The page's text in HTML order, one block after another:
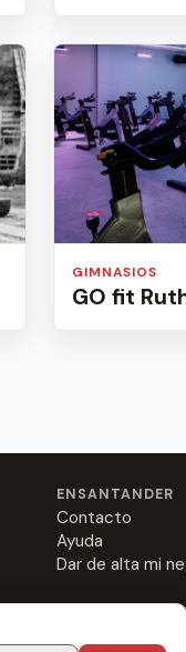
GIMNASIOS
GO fit
ENSANTANDER
Contacto
Ayuda
Dar de alta mi